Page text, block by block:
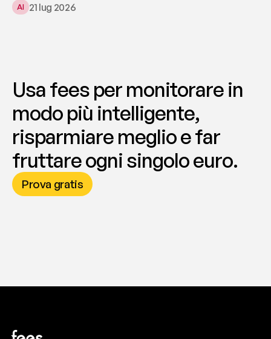
AI 21 lug 2026
Usa fees per monitorare in
modo più intelligente,
risparmiare meglio e far
fruttare ogni singolo euro.
Prova gratis